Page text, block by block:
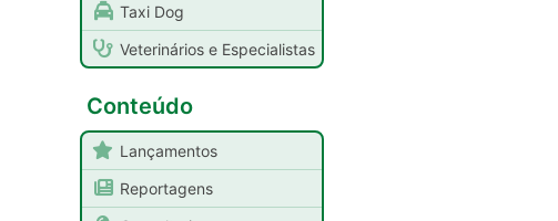
Taxi Dog
Veterinários e Especialistas
Conteúdo
Lançamentos
Reportagens